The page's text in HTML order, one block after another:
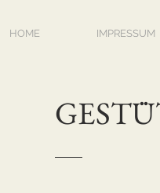
HOME IMPRESSUM